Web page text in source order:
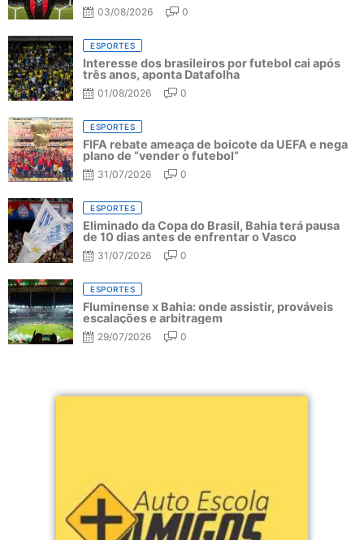
03/08/2026 0
ESPORTES
Interesse dos brasileiros por futebol cai após
três anos, aponta Datafolha
01/08/2026 0
ESPORTES
FIFA rebate ameaça de boicote da UEFA e nega
plano de “vender o futebol”
31/07/2026 0
ESPORTES
Eliminado da Copa do Brasil, Bahia terá pausa
de 10 dias antes de enfrentar o Vasco
31/07/2026 0
ESPORTES
Fluminense x Bahia: onde assistir, prováveis
escalações e arbitragem
29/07/2026 0